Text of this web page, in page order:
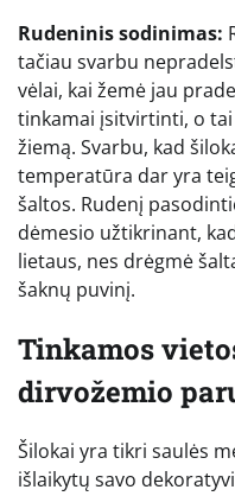
Rudeninis sodinimas:
tačiau svarbu
vėlai, kai žemė jau
tinkamai įsitvirtinti, o
žiemą. Svarbu, kad
temperatūra dar yra
šaltos. Rudenį
dėmesio užtikrinant,
lietaus, nes drėgmė
šaknų puvinį.
Tinkamos
dirvožemio
Šilokai yra tikri saulės
išlaikytų savo